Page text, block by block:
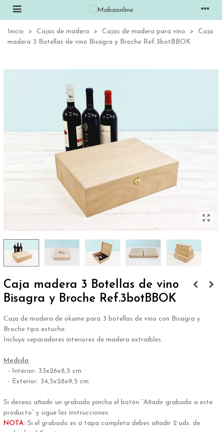
Inicio > Cajas de madera > Cajas de madera para vino >
Caja
madera 3 Botellas de vino Bisagra y Broche Ref.3botBBOK
Caja madera 3 Botellas de vino
Bisagra y Broche Ref.3botBBOK
Caja de madera de okume para 3 botellas de vino con Bisagra y
Broche tipo estuche.
Incluye separadores interiores de madera extraíbles.
Medida
- Interior: 33x26x8,5 cm.
- Exterior: 34,5x28x9,5 cm.
Si deseas añadir un grabado pincha el botón “Añadir grabado a este
producto” y sigue las instrucciones.
NOTA: Si el grabado es a tapa completa debes añadir 2 uds. de